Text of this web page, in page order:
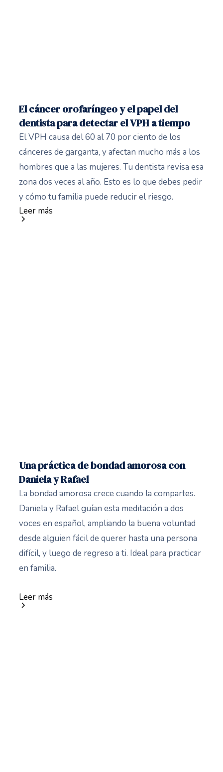
El cáncer orofaríngeo y el papel del
dentista para detectar el VPH a tiempo
El VPH causa del 60 al 70 por ciento de los
cánceres de garganta, y afectan mucho más a los
hombres que a las mujeres. Tu dentista revisa esa
zona dos veces al año. Esto es lo que debes pedir
y cómo tu familia puede reducir el riesgo.
Leer más
Una práctica de bondad amorosa con
Daniela y Rafael
La bondad amorosa crece cuando la compartes.
Daniela y Rafael guían esta meditación a dos
voces en español, ampliando la buena voluntad
desde alguien fácil de querer hasta una persona
difícil, y luego de regreso a ti. Ideal para practicar
en familia.
Leer más